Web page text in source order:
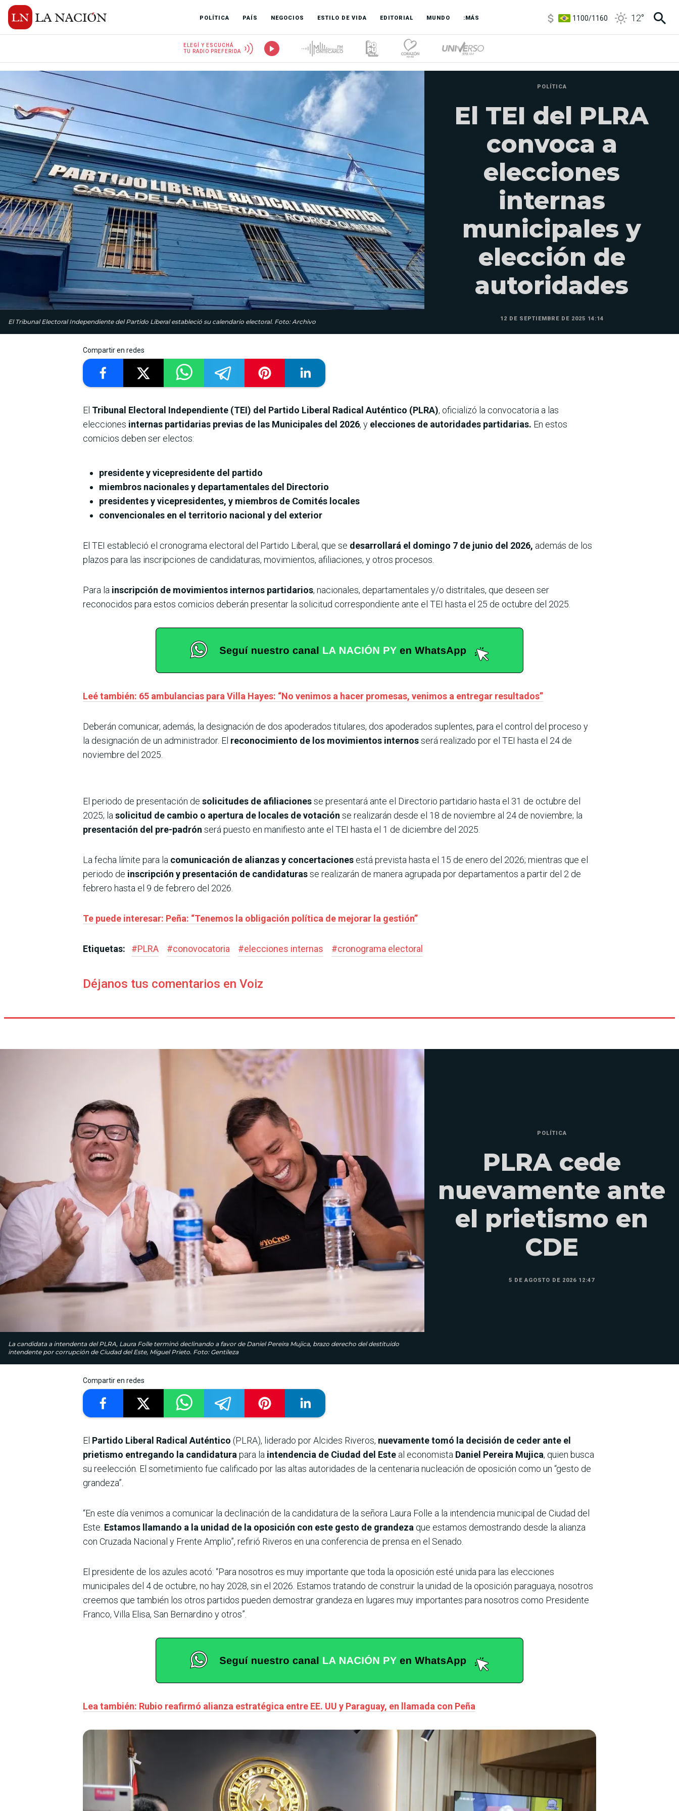
POLÍTICA PAÍS NEGOCIOS ESTILO DE VIDA EDITORIAL MUNDO :MÁS
3,8/4
12°
ELEGÍ Y ESCUCHÁ
TU RADIO PREFERIDA
El Tribunal Electoral Independiente del Partido Liberal estableció su calendario electoral. Foto: Archivo
POLÍTICA
El TEI del PLRA
convoca a
elecciones
internas
municipales y
elección de
autoridades
12 DE SEPTIEMBRE DE 2025 14:14
Compartir en redes
El Tribunal Electoral Independiente (TEI) del Partido Liberal Radical Auténtico (PLRA), oficializó la convocatoria a las
elecciones internas partidarias previas de las Municipales del 2026, y elecciones de autoridades partidarias. En estos
comicios deben ser electos:
presidente y vicepresidente del partido
miembros nacionales y departamentales del Directorio
presidentes y vicepresidentes, y miembros de Comités locales
convencionales en el territorio nacional y del exterior
El TEI estableció el cronograma electoral del Partido Liberal, que se desarrollará el domingo 7 de junio del 2026, además de los
plazos para las inscripciones de candidaturas, movimientos, afiliaciones, y otros procesos.
Para la inscripción de movimientos internos partidarios, nacionales, departamentales y/o distritales, que deseen ser
reconocidos para estos comicios deberán presentar la solicitud correspondiente ante el TEI hasta el 25 de octubre del 2025.
Leé también: 65 ambulancias para Villa Hayes: “No venimos a hacer promesas, venimos a entregar resultados”
Deberán comunicar, además, la designación de dos apoderados titulares, dos apoderados suplentes, para el control del proceso y
la designación de un administrador. El reconocimiento de los movimientos internosserá realizado por el TEI hasta el 24 de
noviembre del 2025.
El periodo de presentación de solicitudes de afiliacionesse presentará ante el Directorio partidario hasta el 31 de octubre del
2025; la solicitud de cambio o apertura de locales de votación se realizarán desde el 18 de noviembre al 24 de noviembre; la
presentación del pre-padrón será puesto en manifiesto ante el TEI hasta el 1 de diciembre del 2025.
La fecha límite para la comunicación de alianzas y concertaciones está prevista hasta el 15 de enero del 2026; mientras que el
periodo de inscripción y presentación de candidaturasse realizarán de manera agrupada por departamentos a partir del 2 de
febrero hasta el 9 de febrero del 2026.
Te puede interesar: Peña: “Tenemos la obligación política de mejorar la gestión”
Etiquetas: #PLRA #conovocatoria #elecciones internas #cronograma electoral
Déjanos tus comentarios en Voiz
La candidata a intendenta del PLRA, Laura Folle terminó declinando a favor de Daniel Pereira Mujica, brazo derecho del destituido
intendente por corrupción de Ciudad del Este, Miguel Prieto. Foto: Gentileza
POLÍTICA
PLRA cede
nuevamente ante
el prietismo en
CDE
5 DE AGOSTO DE 2026 12:47
Compartir en redes
El Partido Liberal Radical Auténtico (PLRA), liderado por Alcides Riveros, nuevamente tomó la decisión de ceder ante el
prietismo entregando la candidatura para la intendencia de Ciudad del Este al economista Daniel Pereira Mujica, quien busca
su reelección. El sometimiento fue calificado por las altas autoridades de la centenaria nucleación de oposición como un “gesto de
grandeza”.
“En este día venimos a comunicar la declinación de la candidatura de la señora Laura Folle a la intendencia municipal de Ciudad del
Este. Estamos llamando a la unidad de la oposición con este gesto de grandeza que estamos demostrando desde la alianza
con Cruzada Nacional y Frente Amplio”, refirió Riveros en una conferencia de prensa en el Senado.
El presidente de los azules acotó: “Para nosotros es muy importante que toda la oposición esté unida para las elecciones
municipales del 4 de octubre, no hay 2028, sin el 2026. Estamos tratando de construir la unidad de la oposición paraguaya, nosotros
creemos que también los otros partidos pueden demostrar grandeza en lugares muy importantes para nosotros como Presidente
Franco, Villa Elisa, San Bernardino y otros”.
Lea también: Rubio reafirmó alianza estratégica entre EE. UU y Paraguay, en llamada con Peña